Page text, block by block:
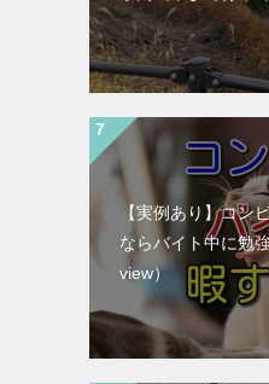
【実例あり】コン
ならバイト中に勉
view）